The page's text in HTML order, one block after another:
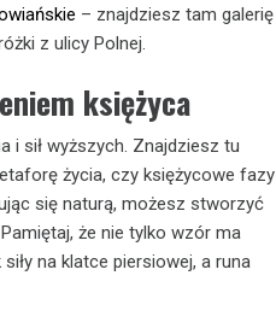
– znajdziesz tam galerię
z ulicy Polnej.
księżyca
i sił wyższych. Znajdziesz tu
życia, czy księżycowe fazy
się naturą, możesz stworzyć
że nie tylko wzór ma
na klatce piersiowej, a runa